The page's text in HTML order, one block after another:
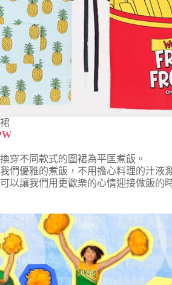
穿不同款式的圍裙為平匡煮飯。
們優雅的煮飯，不用擔心料理的汁液
以讓我們用更歡樂的心情迎接做飯的